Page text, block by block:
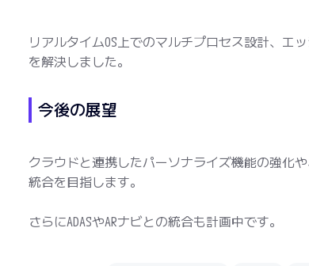
リアルタイムOS上でのマルチプロセス設計、エ
を解決しました。
今後の展望
クラウドと連携したパーソナライズ機能の強化
統合を目指します。
さらにADASやARナビとの統合も計画中です。